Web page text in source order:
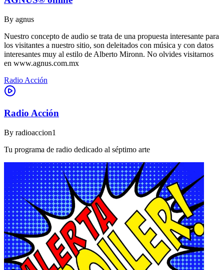
By agnus
Nuestro concepto de audio se trata de una propuesta interesante para
los visitantes a nuestro sitio, son deleitados con música y con datos
interesantes muy al estilo de Alberto Mironn. No olvides visitarnos
en www.agnus.com.mx
Radio Acción
Radio Acción
By radioaccion1
Tu programa de radio dedicado al séptimo arte